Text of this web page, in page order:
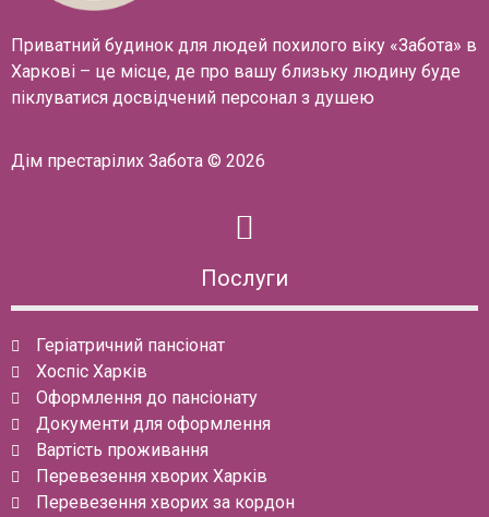
Приватний будинок для людей похилого віку «Забота» в
Харкові – це місце, де про вашу близьку людину буде
піклуватися досвідчений персонал з душею
Дім престарілих Забота © 2026
Послуги
Геріатричний пансіонат
Хоспіс Харків
Оформлення до пансіонату
Документи для оформлення
Вартість проживання
Перевезення хворих Харків
Перевезення хворих за кордон